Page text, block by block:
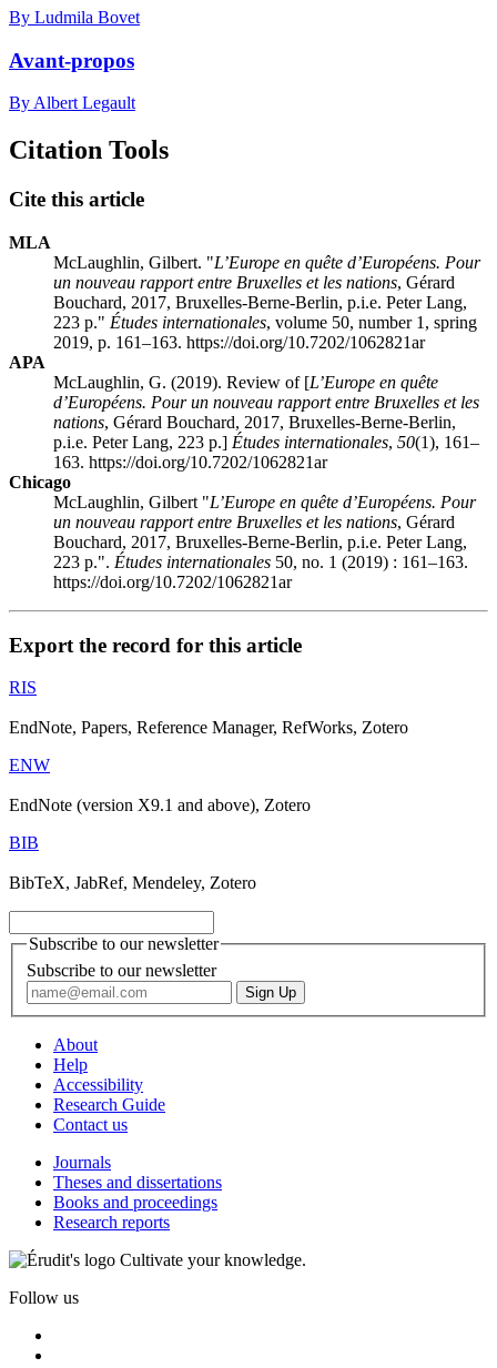
By Ludmila Bovet
Avant-propos
By Albert Legault
Citation Tools
Cite this article
MLA
McLaughlin, Gilbert. "L’Europe en quête d’Européens. Pour
un nouveau rapport entre Bruxelles et les nations, Gérard
Bouchard, 2017, Bruxelles-Berne-Berlin, p.i.e. Peter Lang,
223 p." Études internationales, volume 50, number 1, spring
2019, p. 161–163. https://doi.org/10.7202/1062821ar
APA
McLaughlin, G. (2019). Review of [L’Europe en quête
d’Européens. Pour un nouveau rapport entre Bruxelles et les
nations, Gérard Bouchard, 2017, Bruxelles-Berne-Berlin,
p.i.e. Peter Lang, 223 p.] Études internationales, 50(1), 161–
163. https://doi.org/10.7202/1062821ar
Chicago
McLaughlin, Gilbert "L’Europe en quête d’Européens. Pour
un nouveau rapport entre Bruxelles et les nations, Gérard
Bouchard, 2017, Bruxelles-Berne-Berlin, p.i.e. Peter Lang,
223 p.". Études internationales 50, no. 1 (2019) : 161–163.
https://doi.org/10.7202/1062821ar
Export the record for this article
RIS
EndNote, Papers, Reference Manager, RefWorks, Zotero
ENW
EndNote (version X9.1 and above), Zotero
BIB
BibTeX, JabRef, Mendeley, Zotero
Subscribe to our newsletter
Subscribe to our newsletter
About
Help
Accessibility
Research Guide
Contact us
Journals
Theses and dissertations
Books and proceedings
Research reports
Cultivate your knowledge.
Follow us